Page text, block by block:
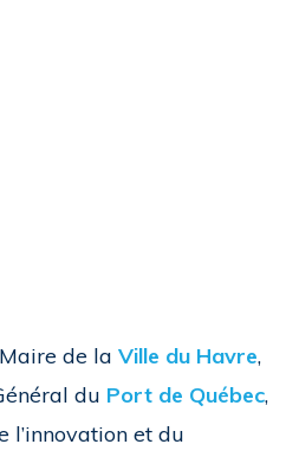
de la Ville du Havre,
du Port de Québec,
l’innovation et du